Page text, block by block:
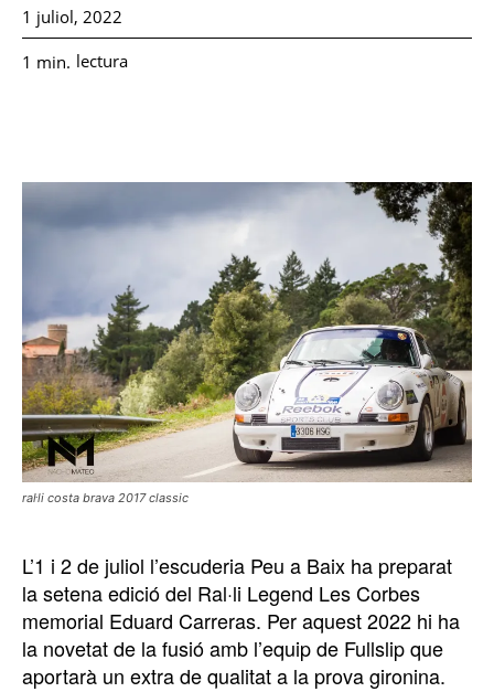
1 juliol, 2022
1 min. lectura
ral·li costa brava 2017 classic
L’1 i 2 de juliol l’escuderia Peu a Baix ha preparat
la setena edició del Ral·li Legend Les Corbes
memorial Eduard Carreras. Per aquest 2022 hi ha
la novetat de la fusió amb l’equip de Fullslip que
aportarà un extra de qualitat a la prova gironina.